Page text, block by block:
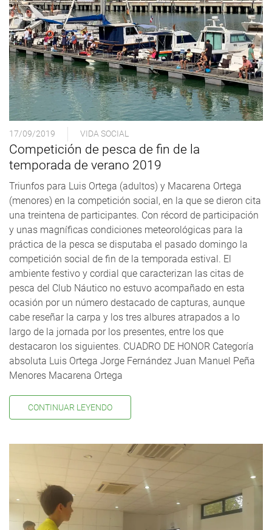
17/09/2019 VIDA SOCIAL
Competición de pesca de fin de la
temporada de verano 2019
Triunfos para Luis Ortega (adultos) y Macarena Ortega
(menores) en la competición social, en la que se dieron cita
una treintena de participantes. Con récord de participación
y unas magníficas condiciones meteorológicas para la
práctica de la pesca se disputaba el pasado domingo la
competición social de fin de la temporada estival. El
ambiente festivo y cordial que caracterizan las citas de
pesca del Club Náutico no estuvo acompañado en esta
ocasión por un número destacado de capturas, aunque
cabe reseñar la carpa y los tres albures atrapados a lo
largo de la jornada por los presentes, entre los que
destacaron los siguientes. CUADRO DE HONOR Categoría
absoluta Luis Ortega Jorge Fernández Juan Manuel Peña
Menores Macarena Ortega
CONTINUAR LEYENDO